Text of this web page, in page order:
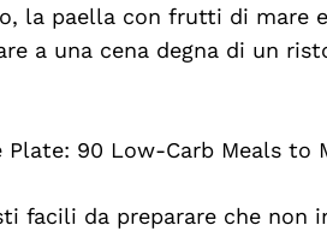
la paella con frutti di mare
a una cena degna di un
Plate: 90 Low-Carb Meals to
facili da preparare che non